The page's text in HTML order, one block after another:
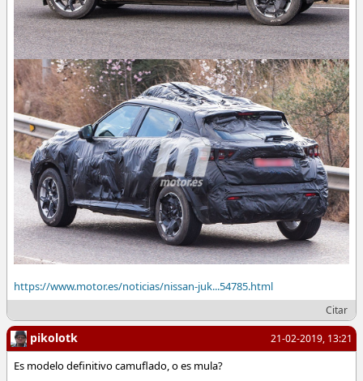
https://www.motor.es/noticias/nissan-juk...54785.html
Citar
21-02-2019, 13:21
pikolotk
Es modelo definitivo camuflado, o es mula?